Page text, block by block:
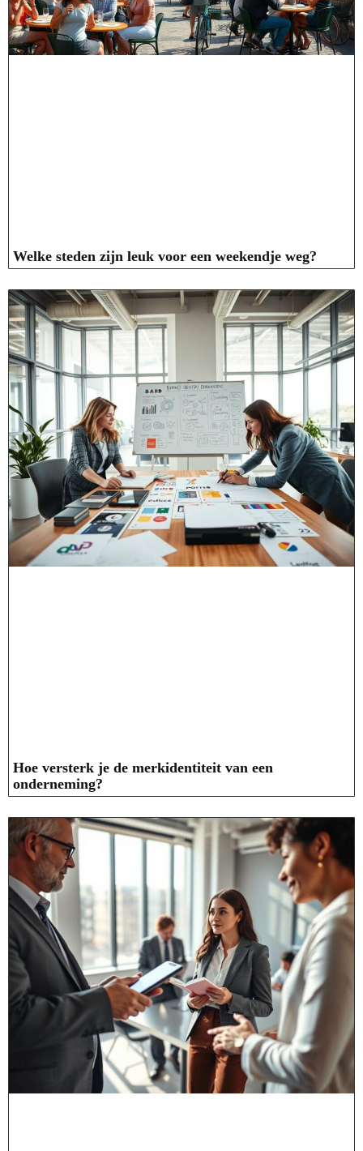
Welke steden zijn leuk voor een weekendje weg?
Hoe versterk je de merkidentiteit van een
onderneming?